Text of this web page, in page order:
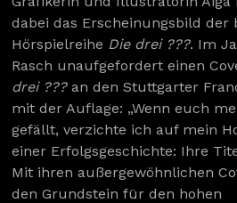
dabei das Erscheinungsbild der
Hörspielreihe Die drei ???. Im
Rasch unaufgefordert einen
drei ???an den Stuttgarter
mit der Auflage: „Wenn euch
gefällt, verzichte ich auf mein
einer Erfolgsgeschichte: Ihre
Mit ihren außergewöhnlichen
den Grundstein für den hohen